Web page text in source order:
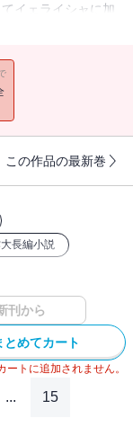
イェライシャに加
会したスカールか
り、彼の傍らには
には口絵・挿絵が
この作品の最新巻
長編小説
刊から
とめてカート
トに追加されません。
... 15